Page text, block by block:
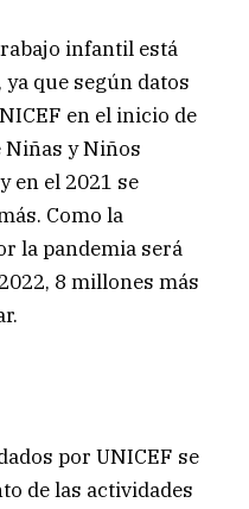
infantil está
que según datos
en el inicio de
Niñas y Niños
en el 2021 se
Como la
la pandemia será
8 millones más
por UNICEF se
de las actividades